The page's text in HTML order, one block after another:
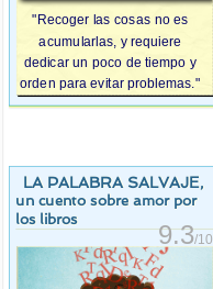
"Recoger las cosas no es
acumularlas, y requiere
dedicar un poco de tiempo y
orden para evitar problemas."
LA PALABRA SALVAJE,
un cuento sobre amor por
los libros
9.3/10